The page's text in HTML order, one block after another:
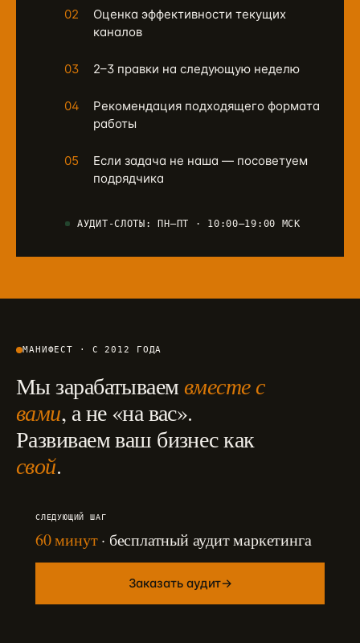
02
Оценка эффективности текущих
каналов
03 2–3 правки на следующую неделю
04
Рекомендация подходящего формата
работы
05
Если задача не наша — посоветуем
подрядчика
АУДИТ-СЛОТЫ: ПН–ПТ · 10:00–19:00 МСК
МАНИФЕСТ · С 2012 ГОДА
Мы зарабатываемвместе с
вами, а не «на вас».
Развиваем ваш бизнес как
свой.
СЛЕДУЮЩИЙ ШАГ
60 минут· бесплатный аудит маркетинга
Заказать аудит→